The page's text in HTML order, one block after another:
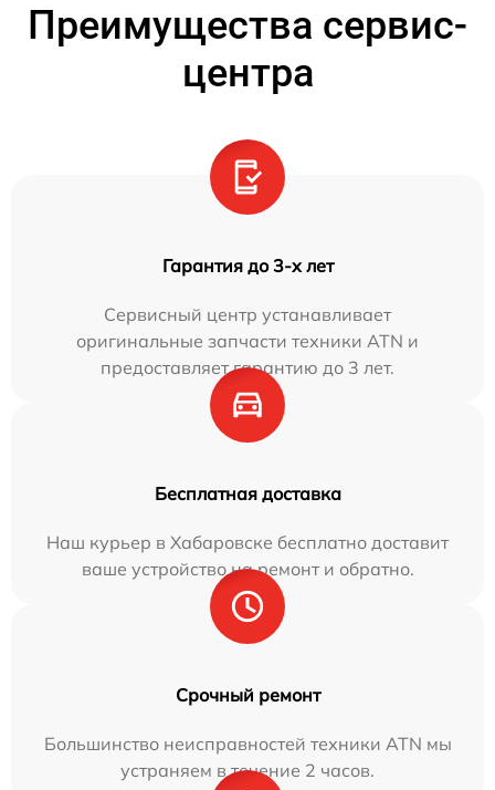
Преимущества сервис-
центра
Гарантия до 3-х лет
Сервисный центр устанавливает
оригинальные запчасти техники ATN и
предоставляет гарантию до 3 лет.
Бесплатная доставка
Наш курьер в Хабаровске бесплатно доставит
ваше устройство на ремонт и обратно.
Срочный ремонт
Большинство неисправностей техники ATN мы
устраняем в течение 2 часов.